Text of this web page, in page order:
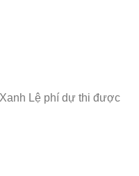
Lệ phí dự thi được